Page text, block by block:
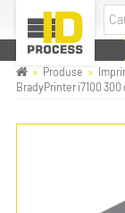
Produse
BradyPrinter i7100 300